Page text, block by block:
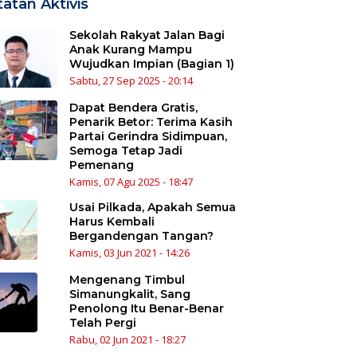
Aktivis
Sekolah Rakyat Jalan Bagi
Anak Kurang Mampu
Wujudkan Impian (Bagian 1)
Sabtu, 27 Sep 2025 - 20:14
Dapat Bendera Gratis,
Penarik Betor: Terima Kasih
Partai Gerindra Sidimpuan,
Semoga Tetap Jadi
Pemenang
Kamis, 07 Agu 2025 - 18:47
Usai Pilkada, Apakah Semua
Harus Kembali
Bergandengan Tangan?
Kamis, 03 Jun 2021 - 14:26
Mengenang Timbul
Simanungkalit, Sang
Penolong Itu Benar-Benar
Telah Pergi
Rabu, 02 Jun 2021 - 18:27